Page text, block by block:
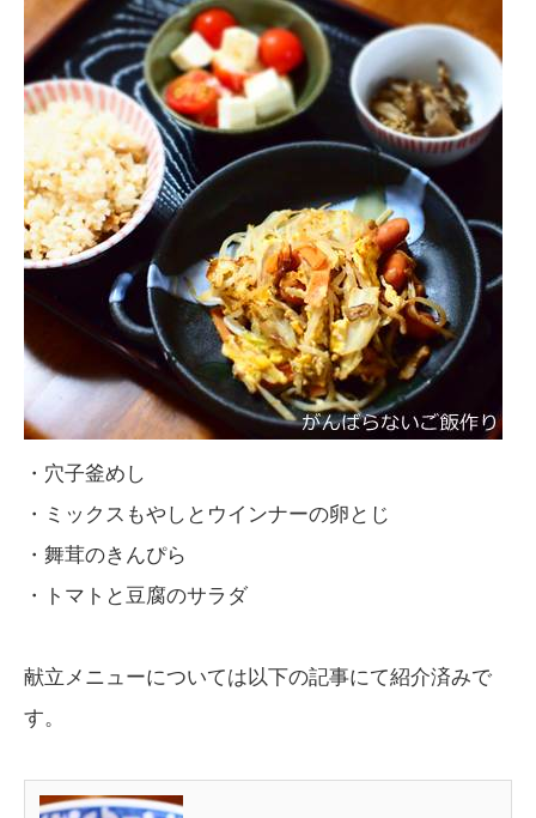
・穴子釜めし
・ミックスもやしとウインナーの卵とじ
・舞茸のきんぴら
・トマトと豆腐のサラダ
献立メニューについては以下の記事にて紹介済みで
す。